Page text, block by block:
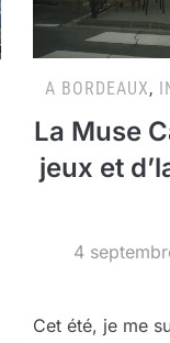
A BORDEAUX,
La Muse
jeux et
4
Cet été, je me